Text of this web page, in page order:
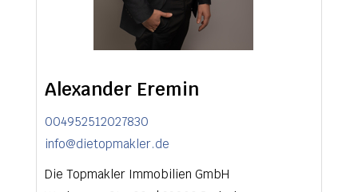
Alexander Eremin
004952512027830
info@dietopmakler.de
Die Topmakler Immobilien GmbH